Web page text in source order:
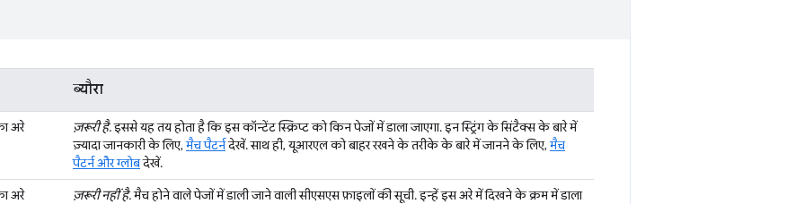
ब्यौरा
अरे ज़रूरी है.इससे यह तय होता है कि इस कॉन्टेंट स्क्रिप्ट को किन पेजों में डाला जाएगा. इन स्ट्रिंग के सिंटैक्स के बारे में
ज़्यादा जानकारी के लिए,मैच पैटर्नदेखें. साथ ही, यूआरएल को बाहर रखने के तरीके के बारे में जानने के लिए,मैच
पैटर्न और ग्लोबदेखें.
अरे ज़रूरी नहीं है.मैच होने वाले पेजों में डाली जाने वाली सीएसएस फ़ाइलों की सूची. इन्हें इस अरे में दिखने के क्रम में डाला